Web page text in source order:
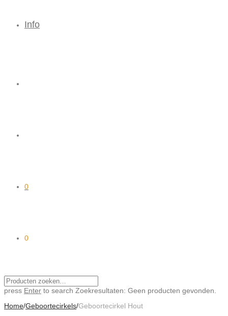
Info
0
0
press Enter to search Zoekresultaten: Geen producten gevonden.
Home/Geboortecirkels/Geboortecirkel Hout